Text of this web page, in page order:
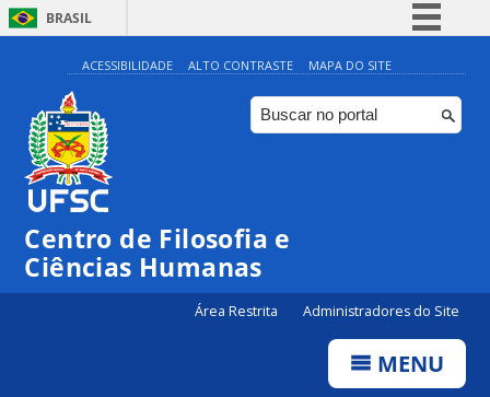
BRASIL
Simplifique!
Comunica BR
Participe
ACESSIBILIDADE ALTO CONTRASTE MAPA DO SITE
Centro de Filosofia e
Ciências Humanas
Área Restrita Administradores do Site
MENU